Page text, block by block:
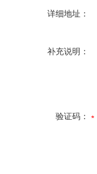
详细地址：
补充说明：
验证码：